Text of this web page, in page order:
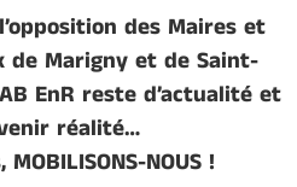
des Maires et
de Marigny et de Saint-
EnR reste d’actualité et
réalité…
NOUS !